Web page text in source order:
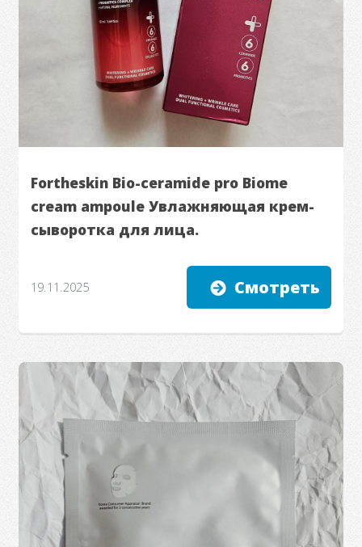
Fortheskin Bio-ceramide pro Biome
cream ampoule Увлажняющая крем-
сыворотка для лица.
19.11.2025 Смотреть